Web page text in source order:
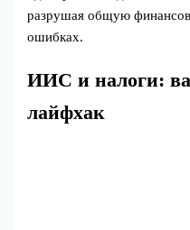
разрушая общую
ошибках.
ИИС и налоги:
лайфхак